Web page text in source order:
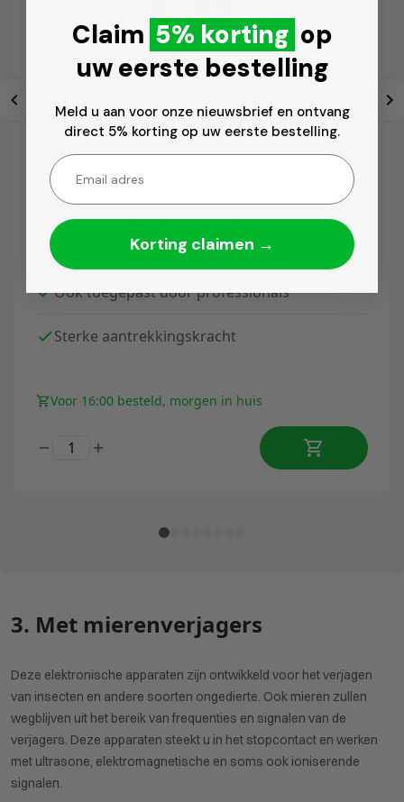
Mieren gel
22,95
19,95
Bestrijdt het hele nest
Ook toegepast door professionals
Sterke aantrekkingskracht
Voor 16:00 besteld, morgen in huis
3. Met mierenverjagers
Deze elektronische apparaten zijn ontwikkeld voor het verjagen
van insecten en andere soorten ongedierte. Ook mieren zullen
wegblijven uit het bereik van frequenties en signalen van de
verjagers. Deze apparaten steekt u in het stopcontact en werken
met ultrasone, elektromagnetische en soms ook ioniserende
signalen.
Claim 5% korting op
uw eerste bestelling
Meld u aan voor onze nieuwsbrief en ontvang
direct 5% korting op uw eerste bestelling.
Email
Korting claimen →